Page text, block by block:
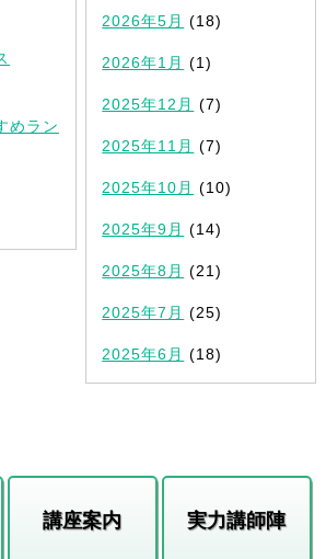
めラン
2026年5月 (18)
2026年1月 (1)
2025年12月 (7)
2025年11月 (7)
2025年10月 (10)
2025年9月 (14)
2025年8月 (21)
2025年7月 (25)
2025年6月 (18)
講座案内 実力講師陣